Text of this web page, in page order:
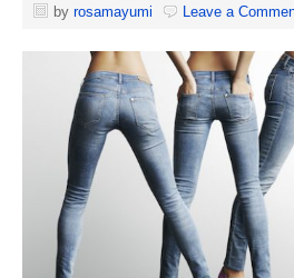
by rosamayumi Leave a